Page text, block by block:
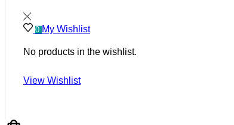
0 My Wishlist
No products in the wishlist.
View Wishlist